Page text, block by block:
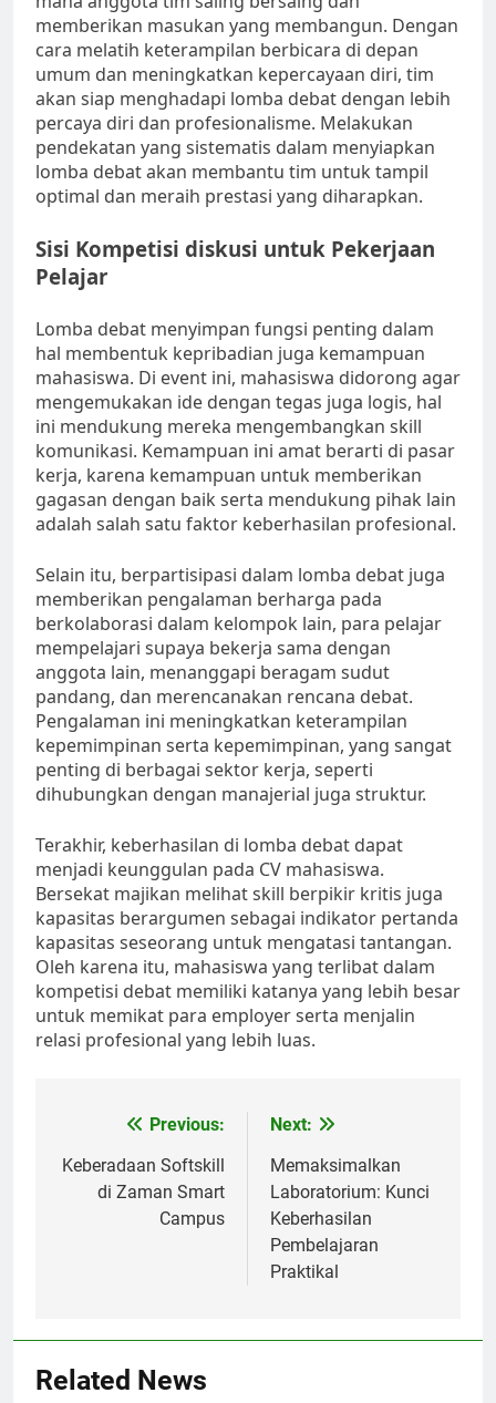
memberikan masukan yang membangun. Dengan
cara melatih keterampilan berbicara di depan
umum dan meningkatkan kepercayaan diri, tim
akan siap menghadapi lomba debat dengan lebih
percaya diri dan profesionalisme. Melakukan
pendekatan yang sistematis dalam menyiapkan
lomba debat akan membantu tim untuk tampil
optimal dan meraih prestasi yang diharapkan.
Sisi Kompetisi diskusi untuk Pekerjaan
Pelajar
Lomba debat menyimpan fungsi penting dalam
hal membentuk kepribadian juga kemampuan
mahasiswa. Di event ini, mahasiswa didorong agar
mengemukakan ide dengan tegas juga logis, hal
ini mendukung mereka mengembangkan skill
komunikasi. Kemampuan ini amat berarti di pasar
kerja, karena kemampuan untuk memberikan
gagasan dengan baik serta mendukung pihak lain
adalah salah satu faktor keberhasilan profesional.
Selain itu, berpartisipasi dalam lomba debat juga
memberikan pengalaman berharga pada
berkolaborasi dalam kelompok lain, para pelajar
mempelajari supaya bekerja sama dengan
anggota lain, menanggapi beragam sudut
pandang, dan merencanakan rencana debat.
Pengalaman ini meningkatkan keterampilan
kepemimpinan serta kepemimpinan, yang sangat
penting di berbagai sektor kerja, seperti
dihubungkan dengan manajerial juga struktur.
Terakhir, keberhasilan di lomba debat dapat
menjadi keunggulan pada CV mahasiswa.
Bersekat majikan melihat skill berpikir kritis juga
kapasitas berargumen sebagai indikator pertanda
kapasitas seseorang untuk mengatasi tantangan.
Oleh karena itu, mahasiswa yang terlibat dalam
kompetisi debat memiliki katanya yang lebih besar
untuk memikat para employer serta menjalin
relasi profesional yang lebih luas.
navigation
Previous:
Keberadaan Softskill
di Zaman Smart
Campus
Next:
Memaksimalkan
Laboratorium: Kunci
Keberhasilan
Pembelajaran
Praktikal
Related News